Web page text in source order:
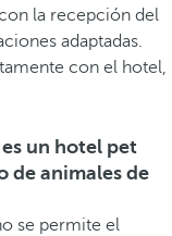
la recepción del
adaptadas.
con el hotel,
un hotel pet
de animales de
se permite el